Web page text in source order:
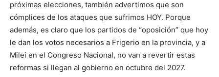
próximas elecciones, también advertimos que son
cómplices de los ataques que sufrimos HOY. Porque
además, es claro que los partidos de “oposición” que hoy
le dan los votos necesarios a Frigerio en la provincia, y a
Milei en el Congreso Nacional, no van a revertir estas
reformas si llegan al gobierno en octubre del 2027.